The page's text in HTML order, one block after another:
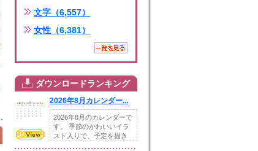
文字（6,557）
女性（6,381）
ダウンロードランキング
2026年8月カレンダー...
2026年8月のカレンダーで
す。 季節のかわいいイラ
スト入りで、予定を描き